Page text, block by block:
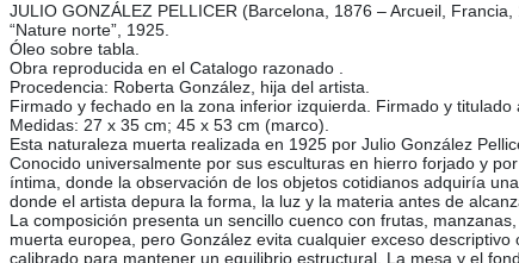
JULIO GONZÁLEZ PELLICER (Barcelona, 1876 – Arcueil, Francia,
“Nature norte”, 1925.
Óleo sobre tabla.
Obra reproducida en el Catalogo razonado .
Procedencia: Roberta González, hija del artista.
Firmado y fechado en la zona inferior izquierda. Firmado y titulado
Medidas: 27 x 35 cm; 45 x 53 cm (marco).
Esta naturaleza muerta realizada en 1925 por Julio González
Conocido universalmente por sus esculturas en hierro forjado y
íntima, donde la observación de los objetos cotidianos adquiría
donde el artista depura la forma, la luz y la materia antes de
La composición presenta un sencillo cuenco con frutas,
muerta europea, pero González evita cualquier exceso
calibrado para mantener un equilibrio estructural. La mesa y el